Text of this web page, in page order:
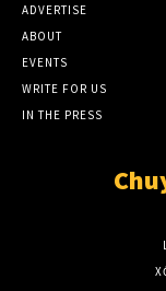
ADVERTISE
ABOUT
EVENTS
WRITE FOR US
IN THE PRESS